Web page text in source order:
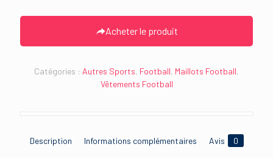
Acheter le produit
Catégories : Autres Sports, Football, Maillots Football,
Vêtements Football
Description Informations complémentaires Avis 0